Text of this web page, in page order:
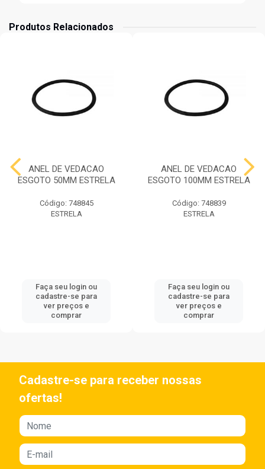
Produtos Relacionados
ANEL DE VEDACAO
ESGOTO 50MM ESTRELA
Código: 748845
ESTRELA
Faça seu login ou
cadastre-se para
ver preços e
comprar
ANEL DE VEDACAO
ESGOTO 100MM ESTRELA
Código: 748839
ESTRELA
Faça seu login ou
cadastre-se para
ver preços e
comprar
Cadastre-se para receber nossas
ofertas!